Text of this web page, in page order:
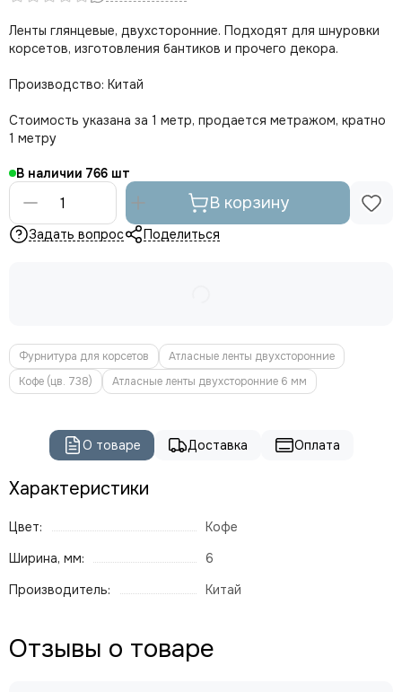
Ленты глянцевые, двухсторонние. Подходят для шнуровки
корсетов, изготовления бантиков и прочего декора.
Производство: Китай
Стоимость указана за 1 метр, продается метражом, кратно
1 метру
В наличии 766
В корзину
Задать вопрос Поделиться
Фурнитура для корсетов
Атласные ленты двухсторонние
Кофе (цв. 738)
Атласные ленты двухсторонние 6 мм
О товаре Доставка Оплата
Характеристики
Цвет:
Кофе
Ширина, мм:
6
Производитель:
Китай
Отзывы о товаре